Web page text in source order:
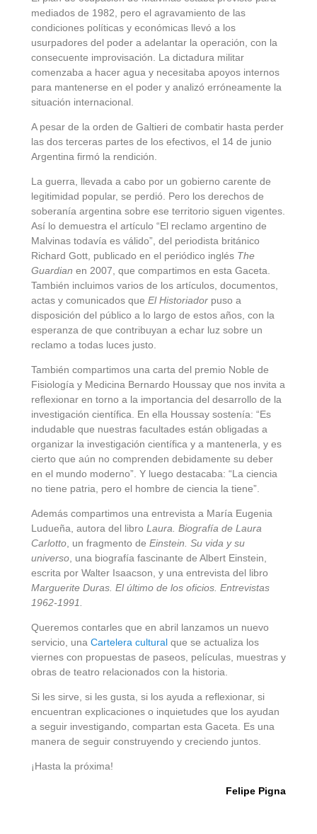
mediados de 1982, pero el agravamiento de las
condiciones políticas y económicas llevó a los
usurpadores del poder a adelantar la operación, con la
consecuente improvisación. La dictadura militar
comenzaba a hacer agua y necesitaba apoyos internos
para mantenerse en el poder y analizó erróneamente la
situación internacional.
A pesar de la orden de Galtieri de combatir hasta perder
las dos terceras partes de los efectivos, el 14 de junio
Argentina firmó la rendición.
La guerra, llevada a cabo por un gobierno carente de
legitimidad popular, se perdió. Pero los derechos de
soberanía argentina sobre ese territorio siguen vigentes.
Así lo demuestra el artículo “El reclamo argentino de
Malvinas todavía es válido”, del periodista británico
Richard Gott, publicado en el periódico inglés The
Guardian en 2007, que compartimos en esta Gaceta.
También incluimos varios de los artículos, documentos,
actas y comunicados que El Historiador puso a
disposición del público a lo largo de estos años, con la
esperanza de que contribuyan a echar luz sobre un
reclamo a todas luces justo.
También compartimos una carta del premio Noble de
Fisiología y Medicina Bernardo Houssay que nos invita a
reflexionar en torno a la importancia del desarrollo de la
investigación científica. En ella Houssay sostenía: “Es
indudable que nuestras facultades están obligadas a
organizar la investigación científica y a mantenerla, y es
cierto que aún no comprenden debidamente su deber
en el mundo moderno”. Y luego destacaba: “La ciencia
no tiene patria, pero el hombre de ciencia la tiene”.
Además compartimos una entrevista a María Eugenia
Ludueña, autora del libro Laura. Biografía de Laura
Carlotto , un fragmento de Einstein. Su vida y su
universo , una biografía fascinante de Albert Einstein,
escrita por Walter Isaacson, y una entrevista del libro
Marguerite Duras. El último de los oficios. Entrevistas
1962-1991.
Queremos contarles que en abril lanzamos un nuevo
servicio, una Cartelera cultural que se actualiza los
viernes con propuestas de paseos, películas, muestras y
obras de teatro relacionados con la historia.
Si les sirve, si les gusta, si los ayuda a reflexionar, si
encuentran explicaciones o inquietudes que los ayudan
a seguir investigando, compartan esta Gaceta. Es una
manera de seguir construyendo y creciendo juntos.
¡Hasta la próxima!
Felipe Pigna